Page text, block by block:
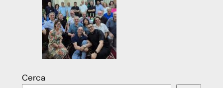
Cerca